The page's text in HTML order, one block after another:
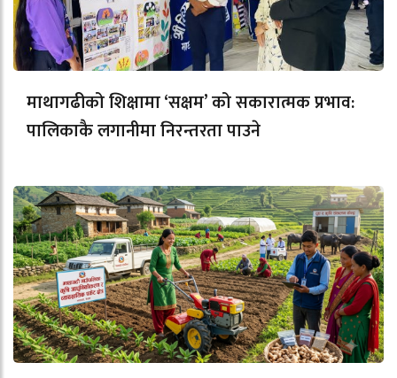
माथागढीको शिक्षामा ‘सक्षम’ को सकारात्मक प्रभाव:
पालिकाकै लगानीमा निरन्तरता पाउने